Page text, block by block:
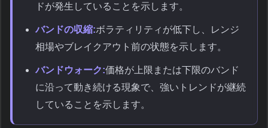
ドが発生していることを示します。
バンドの収縮:ボラティリティが低下し、レンジ
相場やブレイクアウト前の状態を示します。
バンドウォーク:価格が上限または下限のバンド
に沿って動き続ける現象で、強いトレンドが継続
していることを示します。